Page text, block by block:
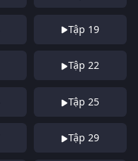
Tập 19
Tập 22
Tập 25
Tập 29